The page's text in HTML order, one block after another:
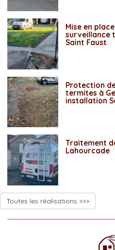
Mise en
surveillance
Saint Faust
Protection
termites à
installation
Traitement
Lahourcade
Toutes les réalisations >>>